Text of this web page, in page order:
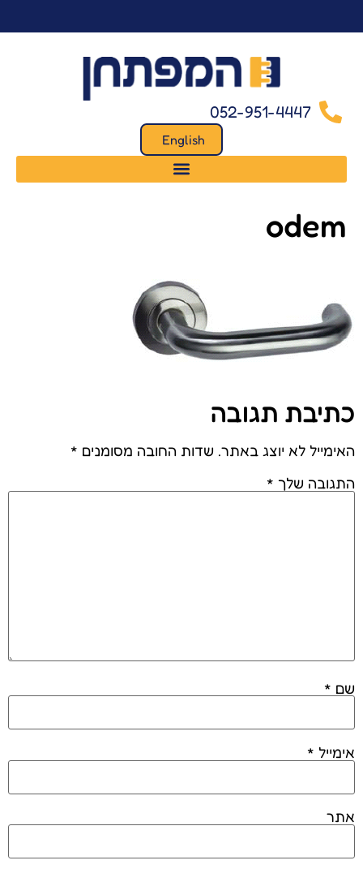
052-951-4447
English
odem
כתיבת תגובה
האימייל לא יוצג באתר. שדות החובה מסומנים *
התגובה שלך *
שם *
אימייל *
אתר